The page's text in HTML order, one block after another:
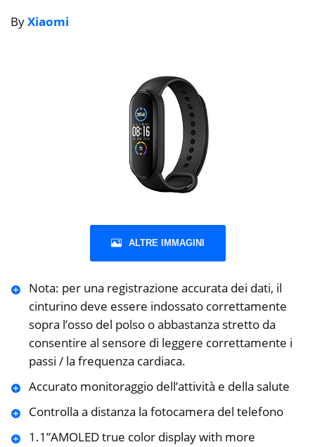
ByXiaomi
ALTRE IMMAGINI
Nota: per una registrazione accurata dei dati, il
cinturino deve essere indossato correttamente
sopra l’osso del polso o abbastanza stretto da
consentire al sensore di leggere correttamente i
passi / la frequenza cardiaca.
Accurato monitoraggio dell’attività e della salute
Controlla a distanza la fotocamera del telefono
1.1”AMOLED true color display with more